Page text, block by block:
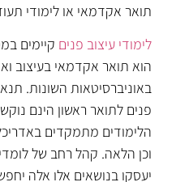
תואר אקדמאי או לימודי
לימודי עיצוב פנים קיימים
הוא תואר אקדמאי בעיצוב
באוניברסיטאות השונות.
פנים לתואר ראשון הינם
הלימודים מתמקדים
וכן הלאה. קהל רחב של
יעסקו בנושאים אלו אלה